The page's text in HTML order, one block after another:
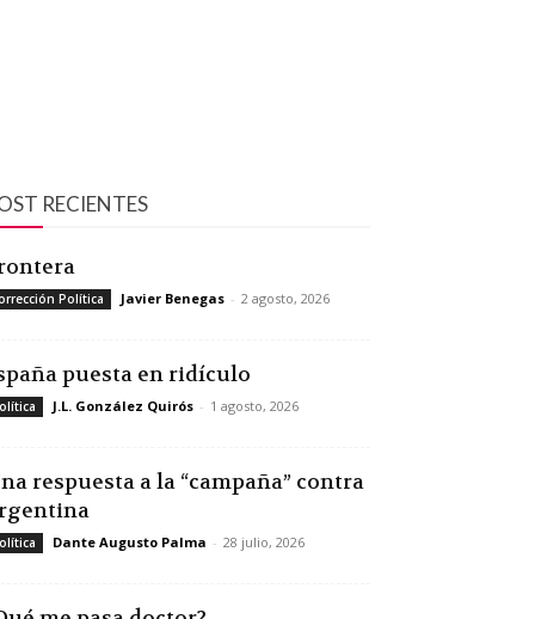
RECIENTES
Política Javier Benegas - 2 agosto, 2026
puesta en ridículo
J.L. González Quirós - 1 agosto, 2026
respuesta a la “campaña” contra
Dante Augusto Palma - 28 julio, 2026